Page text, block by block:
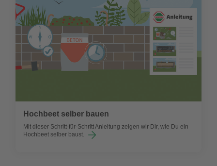
Hochbeet selber bauen
Mit dieser Schritt-für-Schritt Anleitung zeigen wir Dir, wie Du ein
Hochbeet selber baust.